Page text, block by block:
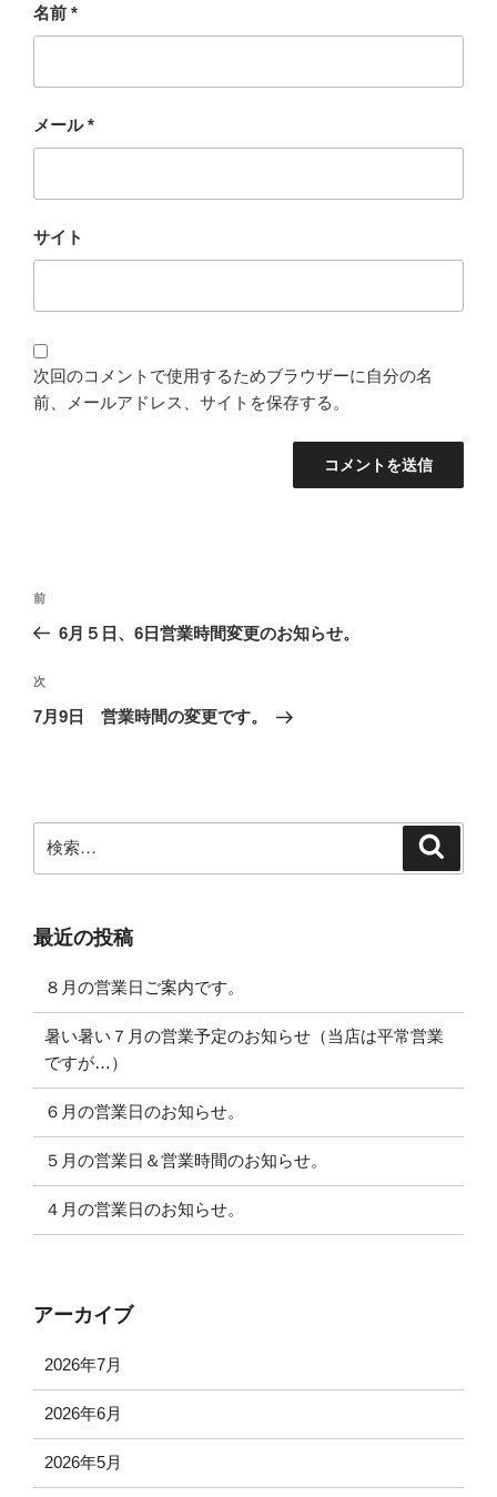
名前 *
メール*
サイト
次回のコメントで使用するためブラウザーに自分の名
前、メールアドレス、サイトを保存する。
投
ビ
ゲ
ン
前
の
稿
前
6月５日、6日営業時間変更のお知らせ。
次
の
次
7月9日 営業時間の変更です。
検
索:
最近の投稿
８月の営業日ご案内です。
暑い暑い７月の営業予定のお知らせ（当店は平常営業
ですが…）
６月の営業日のお知らせ。
５月の営業日＆営業時間のお知らせ。
４月の営業日のお知らせ。
アーカイブ
2026年7月
2026年6月
2026年5月